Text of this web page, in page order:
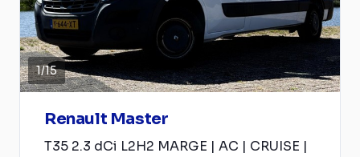
1/15
Renault Master
T35 2.3 dCi L2H2 MARGE | AC | CRUISE |